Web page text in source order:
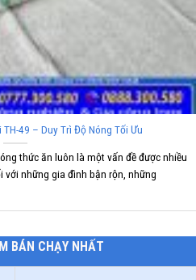
49 – Duy Trì Độ Nóng Tối Ưu
thức ăn luôn là một vấn đề được nhiều
những gia đình bận rộn, những
BÁN CHẠY NHẤT